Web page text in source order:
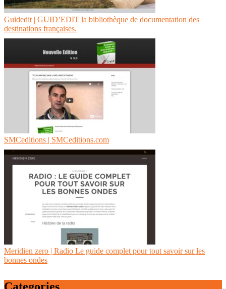
Guidedit | GUID’EDIT la bib­liothèque de documen­ta­tion des
destina­tions françaises.
SMCeditions | SMCeditions.com
Meridien zero | Radio Le guide complet pour tout savoir sur les
bonnes ondes
Categories